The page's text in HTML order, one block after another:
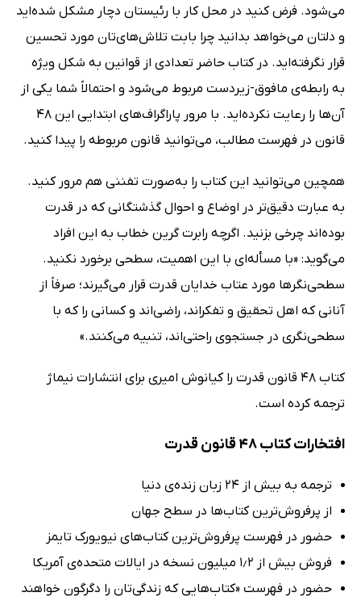
می‌شود. فرض کنید در محل کار با رئیستان دچار مشکل شده‌اید
و دلتان می‌خواهد بدانید چرا بابت تلاش‌های‌تان مورد تحسین
قرار نگرفته‌اید. در کتاب حاضر تعدادی از قوانین به شکل ویژه
به رابطه‌ی مافوق-زیردست مربوط می‌شود و احتمالاً شما یکی از
آن‌ها را رعایت نکرده‌اید. با مرور پاراگراف‌های ابتدایی این 48
قانون در فهرست مطالب، می‌توانید قانون مربوطه را پیدا کنید.
همچین می‌توانید این کتاب را به‌صورت تفننی هم مرور کنید.
به عبارت دقیق‌تر در اوضاع و احوال گذشتگانی که در قدرت
بوده‌اند چرخی بزنید. اگرچه رابرت گرین خطاب به این افراد
می‌گوید: «با مسأله‌‌ای با این اهمیت، سطحی برخورد نکنید.
سطحی‌نگرها مورد عتاب خدایان قدرت قرار می‌گیرند؛ صرفاً از
آنانی که اهل تحقیق و تفکر‌اند، راضی‌اند و کسانی را که با
سطحی‌نگری در جستجوی راحتی‌اند، تنبیه می‌کنند.»
کتاب 48 قانون قدرت را کیانوش امیری برای انتشارات نیماژ
ترجمه کرده است.
افتخارات کتاب 48 قانون قدرت
ترجمه به بیش از 24 زبان زنده‌ی دنیا
از پرفروش‌ترین کتاب‌ها در سطح جهان
حضور در فهرست پرفروش‌ترین کتاب‌های نیویورک تایمز
فروش بیش از 1٫2 میلیون نسخه در ایالات متحده‌ی آمریکا
حضور در فهرست «کتاب‌هایی که زندگی‌تان را دگرگون خواهند